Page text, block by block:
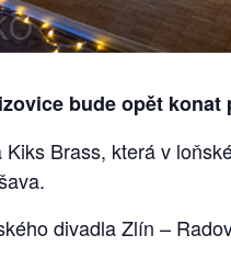
bude opět konat
Brass, která v
divadla Zlín –